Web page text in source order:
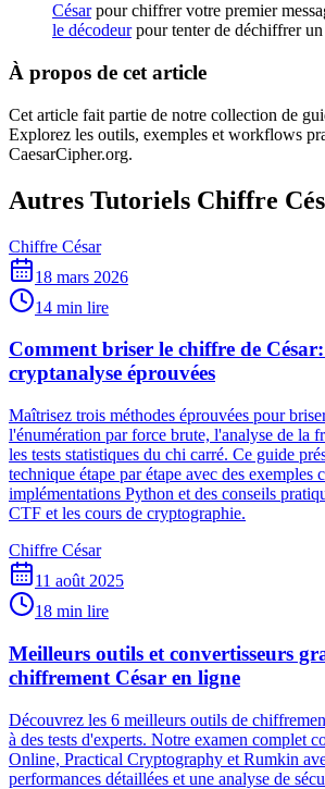
Césarpour chiffrer votre premier
le décodeurpour tenter de déchiffrer
À propos de cet article
Cet article fait partie de notre collection de
Explorez les outils, exemples et workflows
CaesarCipher.org.
Autres Tutoriels Chiffre
Chiffre César
18 mars 2026
14 min lire
Comment briser le chiffre de
cryptanalyse éprouvées
Maîtrisez trois méthodes éprouvées pour
l'énumération par force brute, l'analyse de la
les tests statistiques du chi carré. Ce guide
technique étape par étape avec des exemples
implémentations Python et des conseils
CTF et les cours de cryptographie.
Chiffre César
11 août 2025
18 min lire
Meilleurs outils et convertisseurs
chiffrement César en ligne
Découvrez les 6 meilleurs outils de
à des tests d'experts. Notre examen complet
Online, Practical Cryptography et Rumkin
performances détaillées et une analyse de